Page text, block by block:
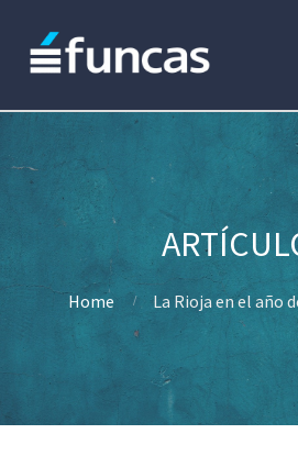
Home La Rioja en el año